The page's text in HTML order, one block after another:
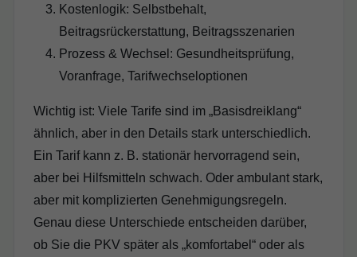
Kostenlogik: Selbstbehalt,
Beitragsrückerstattung, Beitragsszenarien
Prozess & Wechsel: Gesundheitsprüfung,
Voranfrage, Tarifwechseloptionen
Wichtig ist: Viele Tarife sind im „Basisdreiklang“
ähnlich, aber in den Details stark unterschiedlich.
Ein Tarif kann z. B. stationär hervorragend sein,
aber bei Hilfsmitteln schwach. Oder ambulant stark,
aber mit komplizierten Genehmigungsregeln.
Genau diese Unterschiede entscheiden darüber,
ob Sie die PKV später als „komfortabel“ oder als